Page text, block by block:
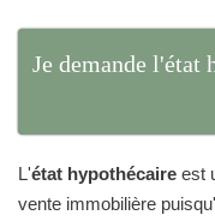
Je demande l'état
L'état hypothécaire est
vente immobilière